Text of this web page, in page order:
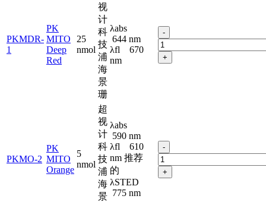
PKMDR-
1
PK
MITO
Deep
Red
25
nmol
视
计
科
技
浦
海
景
珊
λabs
644 nm
λfl 670
nm
-
+
PKMO-2
PK
MITO
Orange
5
nmol
超
视
计
科
技
浦
海
景
λabs
590 nm
λfl 610
nm 推荐
的
λSTED
775 nm
-
+